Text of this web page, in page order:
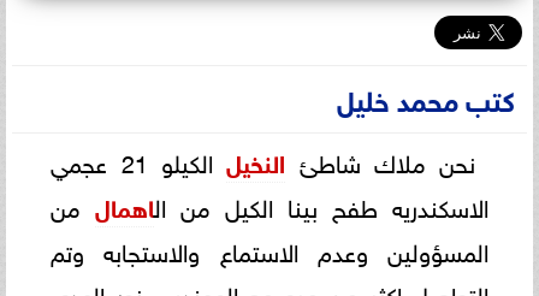
كتب محمد خليل
نحن ملاك شاطئ النخيل
الكيلو 21 عجمي
الاسكندريه طفح بينا الكيل من الاهمالمن
المسؤولين وعدم الاستماع والاستجابه وتم